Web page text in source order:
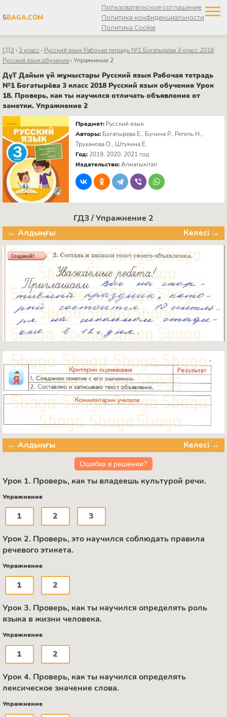
5BAGA.COM
Пользовательское соглашение
Политика конфиденциальности
Политика Cookie
ГДЗ › 3 класс › Русский язык Рабочая тетрадь №1 Богатырёва 3 класс 2018
Русский язык обучения›Упражнение 2
ДүТ Дайын үй жұмыстары Русский язык Рабочая тетрадь
№1 Богатырёва 3 класс 2018 Русский язык обучения Урок
18. Проверь, как ты научился отличать объявление от
заметки. Упражнение 2
Предмет: Русский язык
Авторы: Богатырева Е., Бучина Р., Регель Н.,
Труханова О., Штукина Е.
Год: 2019, 2020, 2021 год
Издательство:Алматыкітап
ГДЗ / Упражнение 2
← Алдыңғы
Келесі →
← Алдыңғы Келесі →
Ошибка в решении?
Урок 1. Проверь, как ты владеешь культурой речи.
Упражнение
1 2 3
Урок 2. Проверь, это научился соблюдать правила
речевого этикета.
Упражнение
1 2
Урок 3. Проверь, как ты научился определять роль
языка в жизни человека.
Упражнение
1 2
Урок 4. Проверь, как ты научился определять
лексическое значение слова.
Упражнение